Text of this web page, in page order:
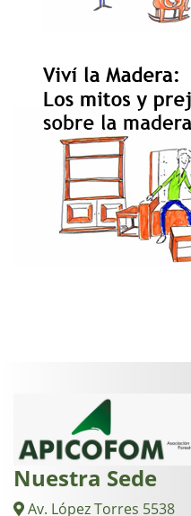
Nuestra Sede
Av. López Torres 5538